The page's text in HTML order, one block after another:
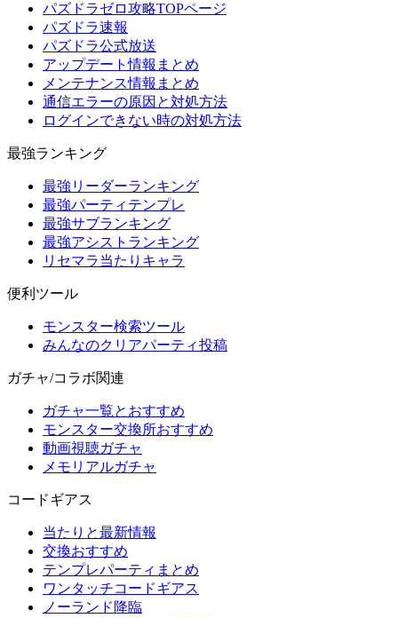
パズドラゼロ攻略TOPページ
パズドラ速報
パズドラ公式放送
アップデート情報まとめ
メンテナンス情報まとめ
通信エラーの原因と対処方法
ログインできない時の対処方法
最強ランキング
最強リーダーランキング
最強パーティテンプレ
最強サブランキング
最強アシストランキング
リセマラ当たりキャラ
便利ツール
モンスター検索ツール
みんなのクリアパーティ投稿
ガチャ/コラボ関連
ガチャ一覧とおすすめ
モンスター交換所おすすめ
動画視聴ガチャ
メモリアルガチャ
コードギアス
当たりと最新情報
交換おすすめ
テンプレパーティまとめ
ワンタッチコードギアス
ノーランド降臨